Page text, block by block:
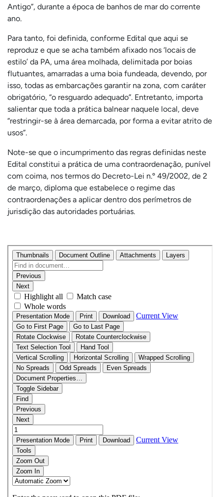
Antigo”, durante a época de banhos de mar do corrente
ano.
Para tanto, foi definida, conforme Edital que aqui se
reproduz e que se acha também afixado nos ‘locais de
estilo’ da PA, uma área molhada, delimitada por boias
flutuantes, amarradas a uma boia fundeada, devendo, por
isso, todas as embarcações garantir na zona, com caráter
obrigatório, “o resguardo adequado”. Entretanto, importa
salientar que toda a prática balnear naquele local, deve
“restringir-se à área demarcada, por forma a evitar atrito de
usos”.
Note-se que o incumprimento das regras definidas neste
Edital constitui a prática de uma contraordenação, punível
com coima, nos termos do Decreto-Lei n.º 49/2002, de 2
de março, diploma que estabelece o regime das
contraordenações a aplicar dentro dos perímetros de
jurisdição das autoridades portuárias.